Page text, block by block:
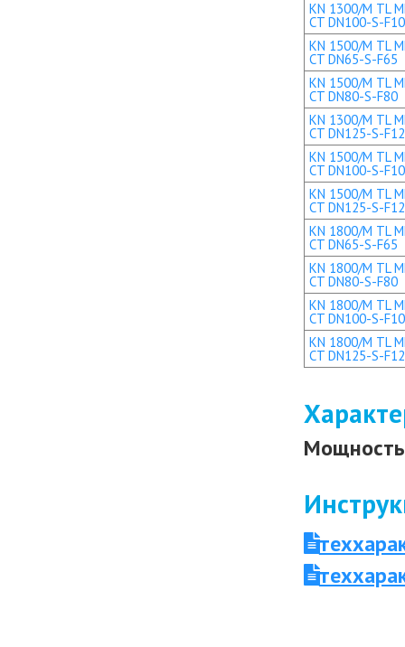
KN 1300/M TL
CT DN100-S-
KN 1500/M TL
CT DN65-S-F65
KN 1500/M TL
CT DN80-S-F80
KN 1300/M TL
CT DN125-S-
KN 1500/M TL
CT DN100-S-
KN 1500/M TL
CT DN125-S-
KN 1800/M TL
CT DN65-S-F65
KN 1800/M TL
CT DN80-S-F80
KN 1800/M TL
CT DN100-S-
KN 1800/M TL
CT DN125-S-
Мощность